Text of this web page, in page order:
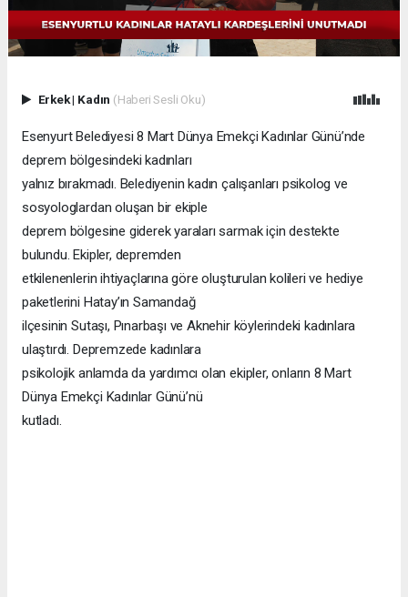
Erkek| Kadın (Haberi Sesli Oku)
Esenyurt Belediyesi 8 Mart Dünya Emekçi Kadınlar Günü’nde
deprem bölgesindeki kadınları
yalnız bırakmadı. Belediyenin kadın çalışanları psikolog ve
sosyologlardan oluşan bir ekiple
deprem bölgesine giderek yaraları sarmak için destekte
bulundu. Ekipler, depremden
etkilenenlerin ihtiyaçlarına göre oluşturulan kolileri ve hediye
paketlerini Hatay’ın Samandağ
ilçesinin Sutaşı, Pınarbaşı ve Aknehir köylerindeki kadınlara
ulaştırdı. Depremzede kadınlara
psikolojik anlamda da yardımcı olan ekipler, onların 8 Mart
Dünya Emekçi Kadınlar Günü’nü
kutladı.